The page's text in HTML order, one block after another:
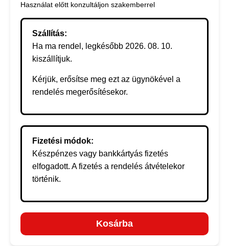
Használat előtt konzultáljon szakemberrel
Szállítás:
Ha ma rendel, legkésőbb 2026. 08. 10.
kiszállítjuk.
Kérjük, erősítse meg ezt az ügynökével a
rendelés megerősítésekor.
Fizetési módok:
Készpénzes vagy bankkártyás fizetés
elfogadott. A fizetés a rendelés átvételekor
történik.
Kosárba